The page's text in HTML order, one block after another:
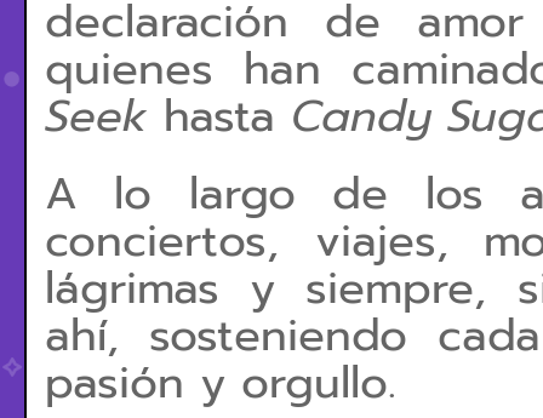
declaración de
quienes han
Seek hasta Candy
A lo largo de los
conciertos, viajes,
lágrimas y siempre,
ahí, sosteniendo
pasión y orgullo.